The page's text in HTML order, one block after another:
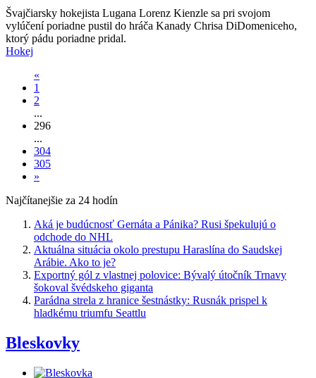
Švajčiarsky hokejista Lugana Lorenz Kienzle sa pri svojom
vylúčení poriadne pustil do hráča Kanady Chrisa DiDomeniceho,
ktorý pádu poriadne pridal.
Hokej
«
1
2
...
296
...
304
305
»
Najčítanejšie za 24 hodín
Aká je budúcnosť Gernáta a Pánika? Rusi špekulujú o
odchode do NHL
Aktuálna situácia okolo prestupu Haraslína do Saudskej
Arábie. Ako to je?
Exportný gól z vlastnej polovice: Bývalý útočník Trnavy
šokoval švédskeho giganta
Parádna strela z hranice šestnástky: Rusnák prispel k
hladkému triumfu Seattlu
Bleskovky